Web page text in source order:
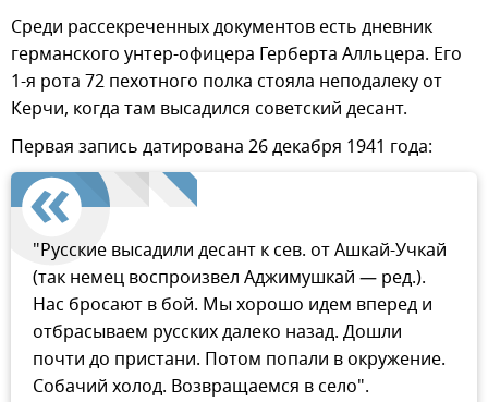
Среди рассекреченных документов есть дневник
германского унтер-офицера Герберта Алльцера. Его
1-я рота 72 пехотного полка стояла неподалеку от
Керчи, когда там высадился советский десант.
Первая запись датирована 26 декабря 1941 года:
"Русские высадили десант к сев. от Ашкай-Учкай
(так немец воспроизвел Аджимушкай — ред.).
Нас бросают в бой. Мы хорошо идем вперед и
отбрасываем русских далеко назад. Дошли
почти до пристани. Потом попали в окружение.
Собачий холод. Возвращаемся в село".